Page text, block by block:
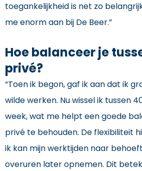
toegankelijkheid is net zo
me enorm aan bij De Beer.”
Hoe balanceer je
privé?
“Toen ik begon, gaf ik aan dat ik
wilde werken. Nu wissel ik tussen
week, wat me helpt een goede
privé te behouden. De flexibiliteit
ik kan mijn werktijden naar
overuren later opnemen. Dit